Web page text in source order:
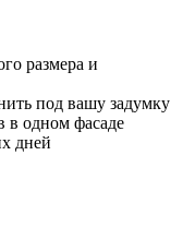
размера и
под вашу задумку
в одном фасаде
дней